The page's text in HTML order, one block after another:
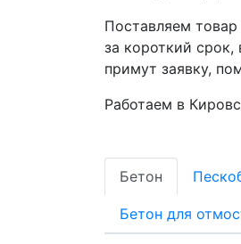
Поставляем
за короткий
примут заявку,
Работаем в
Бетон
Бетон для